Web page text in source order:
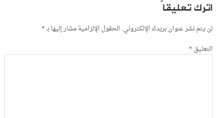
اترك تعليقاً
لن يتم نشر عنوان بريدك الإلكتروني. الحقول الإلزامية مشار إليها بـ*
التعليق *